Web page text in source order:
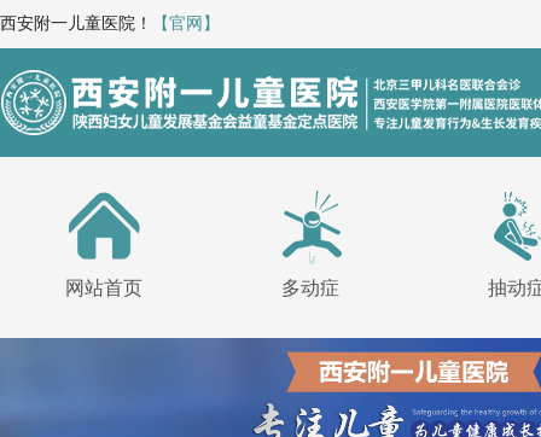
西安附一儿童医院！ 【官网】
网站首页 多动症 抽动